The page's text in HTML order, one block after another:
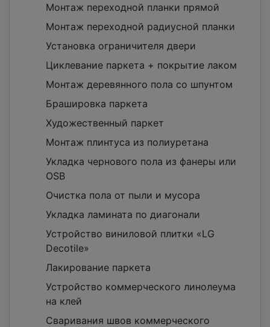
Монтаж переходной планки прямой
Монтаж переходной радиусной планки
Установка ограничителя двери
Циклевание паркета + покрытие лаком
Монтаж деревянного пола со шпунтом
Брашировка паркета
Художественный паркет
Монтаж плинтуса из полиуретана
Укладка чернового пола из фанеры или
OSB
Очистка пола от пыли и мусора
Укладка ламината по диагонали
Устройство виниловой плитки «LG
Decotile»
Лакирование паркета
Устройство коммерческого линолеума
на клей
Сваривания швов коммерческого